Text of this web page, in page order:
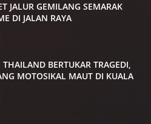
JALUR GEMILANG SEMARAK
DI JALAN RAYA
BERTUKAR TRAGEDI,
MOTOSIKAL MAUT DI KUALA